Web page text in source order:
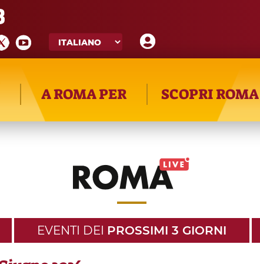
A ROMA PER SCOPRI ROMA
EVENTI DEI PROSSIMI 3 GIORNI